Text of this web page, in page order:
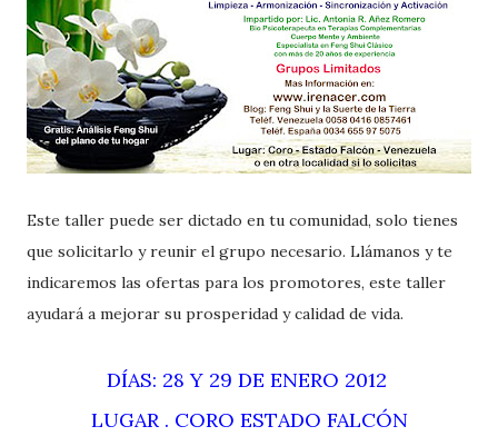
Este taller puede ser dictado en tu comunidad, solo tienes
que solicitarlo y reunir el grupo necesario. Llámanos y te
indicaremos las ofertas para los promotores, este taller
ayudará a mejorar su prosperidad y calidad de vida.
DÍAS: 28 Y 29 DE ENERO 2012
LUGAR . CORO ESTADO FALCÓN